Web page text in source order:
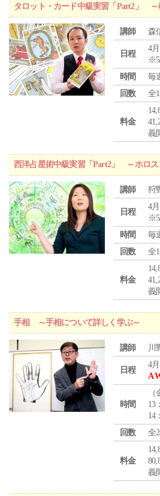
タロット・カード中級実習「Part2」
講師 森
日程
4
時間
毎
回数
全
料金
義
西洋占星術中級実習「Part2」 ～ホロ
講師 狩
日程
4
時間
毎
回数
全
料金
義
手相 ～手相について詳しく学ぶ～
講師 川
日程
4
A
時間
（
13
14
回数
全
料金
義